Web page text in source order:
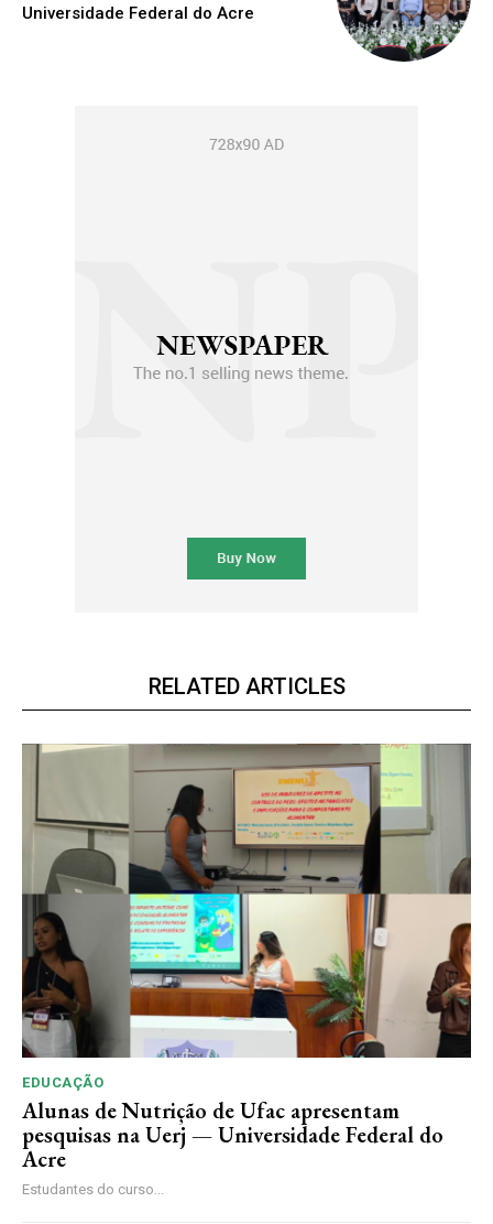
Universidade Federal do Acre
RELATED ARTICLES
EDUCAÇÃO
Alunas de Nutrição de Ufac apresentam
pesquisas na Uerj — Universidade Federal do
Acre
Estudantes do curso...